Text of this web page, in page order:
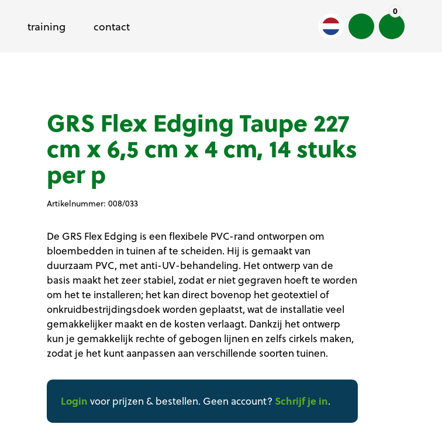
training contact
0
GRS Flex Edging Taupe 227
cm x 6,5 cm x 4 cm, 14 stuks
per p
Artikelnummer: 008/033
De GRS Flex Edging is een flexibele PVC-rand ontworpen om
bloembedden in tuinen af te scheiden. Hij is gemaakt van
duurzaam PVC, met anti-UV-behandeling. Het ontwerp van de
basis maakt het zeer stabiel, zodat er niet gegraven hoeft te worden
om het te installeren; het kan direct bovenop het geotextiel of
onkruidbestrijdingsdoek worden geplaatst, wat de installatie veel
gemakkelijker maakt en de kosten verlaagt. Dankzij het ontwerp
kun je gemakkelijk rechte of gebogen lijnen en zelfs cirkels maken,
zodat je het kunt aanpassen aan verschillende soorten tuinen.
Login voor prijzen & bestellen. Geen account? Schrijf je in.